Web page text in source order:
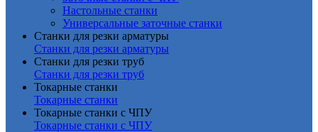
Настольные станки
Универсальные заточные станки
Станки для резки арматуры
Станки для резки арматуры
Станки для резки труб
Станки для резки труб
Токарные станки
Токарные станки
Токарные станки с ЧПУ
Токарные станки с ЧПУ